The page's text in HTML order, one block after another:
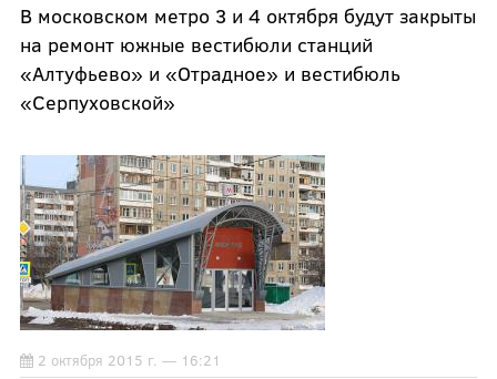
В московском метро 3 и 4 октября будут закрыты
на ремонт южные вестибюли станций
«Алтуфьево» и «Отрадное» и вестибюль
«Серпуховской»
2 октября 2015 г. — 16:21